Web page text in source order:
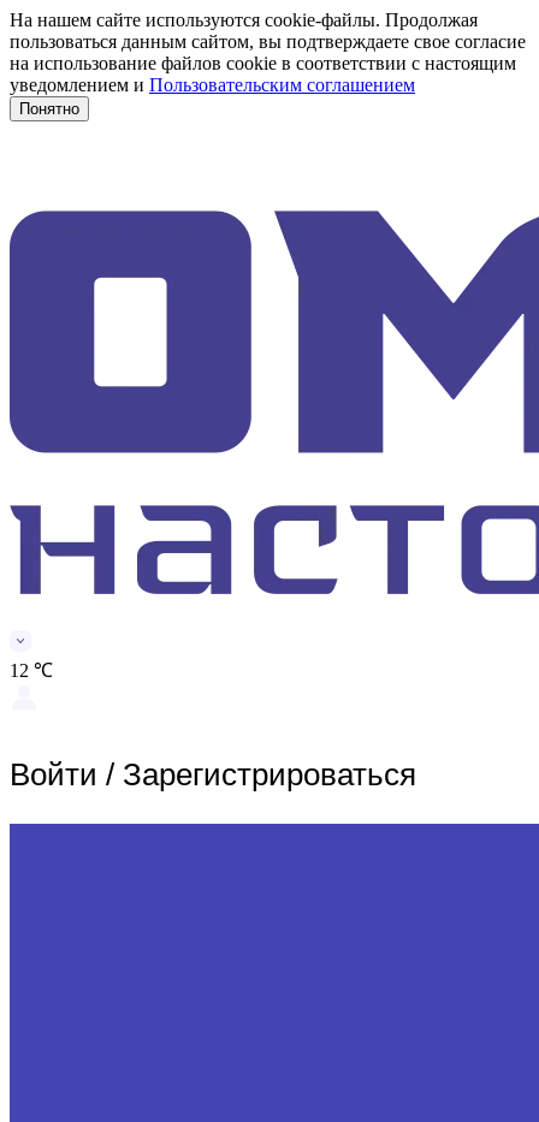
На нашем сайте используются cookie-файлы. Продолжая
пользоваться данным сайтом, вы подтверждаете свое согласие
на использование файлов cookie в соответствии с настоящим
уведомлением и Пользовательским соглашением
Понятно
12 ℃
Войти / Зарегистрироваться